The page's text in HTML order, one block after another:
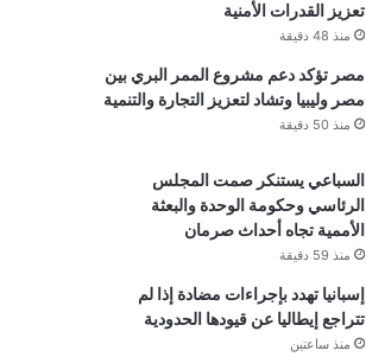
تعزيز القدرات الأمنية
منذ 48 دقيقة
مصر تؤكد دعم مشروع الممر البري بين
مصر وليبيا وتشاد لتعزيز التجارة والتنمية
منذ 50 دقيقة
السباعي يستنكر صمت المجلس
الرئاسي وحكومة الوحدة والبعثة
الأممية تجاه أحداث صرمان
منذ 59 دقيقة
إسبانيا تهدد بإجراءات مضادة إذا لم
تتراجع إيطاليا عن قيودها الحدودية
منذ ساعتين